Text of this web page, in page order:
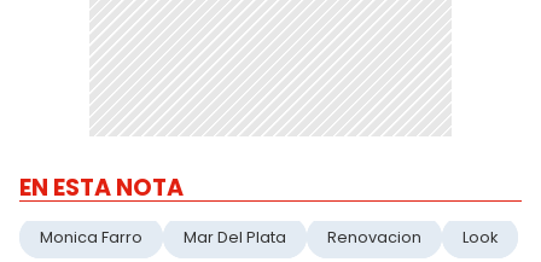
EN ESTA NOTA
Monica Farro Mar Del Plata Renovacion Look